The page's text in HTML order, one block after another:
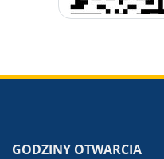
GODZINY OTWARCIA